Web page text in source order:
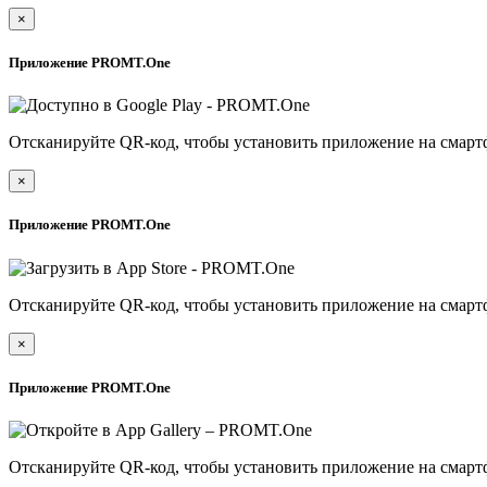
×
Приложение PROMT.One
Отсканируйте QR-код, чтобы установить приложение на
×
Приложение PROMT.One
Отсканируйте QR-код, чтобы установить приложение на
×
Приложение PROMT.One
Отсканируйте QR-код, чтобы установить приложение на